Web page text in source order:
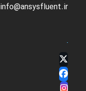
info@ansysfluent.ir
Twitter
(deprecated)
Facebook